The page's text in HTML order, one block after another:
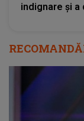
indignare și a